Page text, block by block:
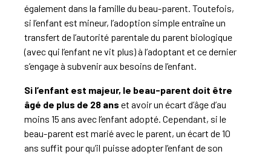
également dans la famille du beau-parent. Toutefois,
si l’enfant est mineur, l’adoption simple entraîne un
transfert de l’autorité parentale du parent biologique
(avec qui l’enfant ne vit plus) à l’adoptant et ce dernier
s’engage à subvenir aux besoins de l’enfant.
Si l’enfant est majeur, le beau-parent doit être
âgé de plus de 28 ans et avoir un écart d’âge d’au
moins 15 ans avec l’enfant adopté. Cependant, si le
beau-parent est marié avec le parent, un écart de 10
ans suffit pour qu’il puisse adopter l’enfant de son